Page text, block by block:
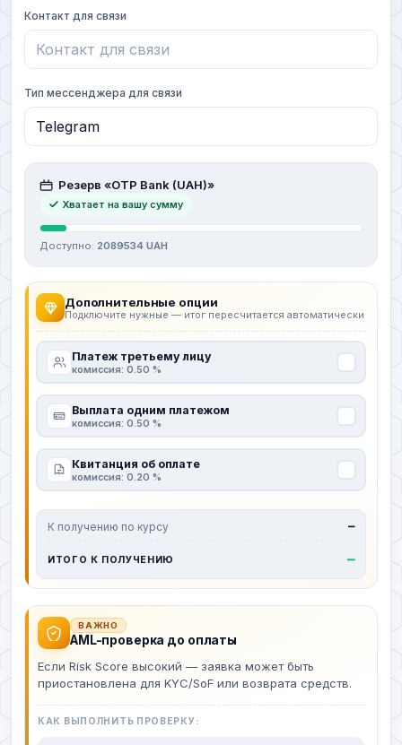
Контакт для связи
Тип мессенджера для связи
Резерв «OTP Bank (UAH)»
Хватает на вашу сумму
Доступно: 2089534 UAH
Дополнительные опции
Подключите нужные — итог пересчитается автоматически
Платеж третьему лицу
комиссия: 0.50 %
Выплата одним платежом
комиссия: 0.50 %
Квитанция об оплате
комиссия: 0.20 %
К получению по курсу —
ИТОГО К ПОЛУЧЕНИЮ —
ВАЖНО
AML-проверка до оплаты
Если Risk Score высокий — заявка может быть
приостановлена для KYC/SoF или возврата средств.
КАК ВЫПОЛНИТЬ ПРОВЕРКУ: